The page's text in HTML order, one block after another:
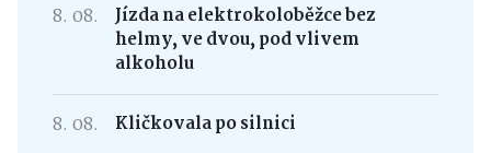
8. 08.
Jízda na elektrokoloběžce bez
helmy, ve dvou, pod vlivem
alkoholu
8. 08. Kličkovala po silnici